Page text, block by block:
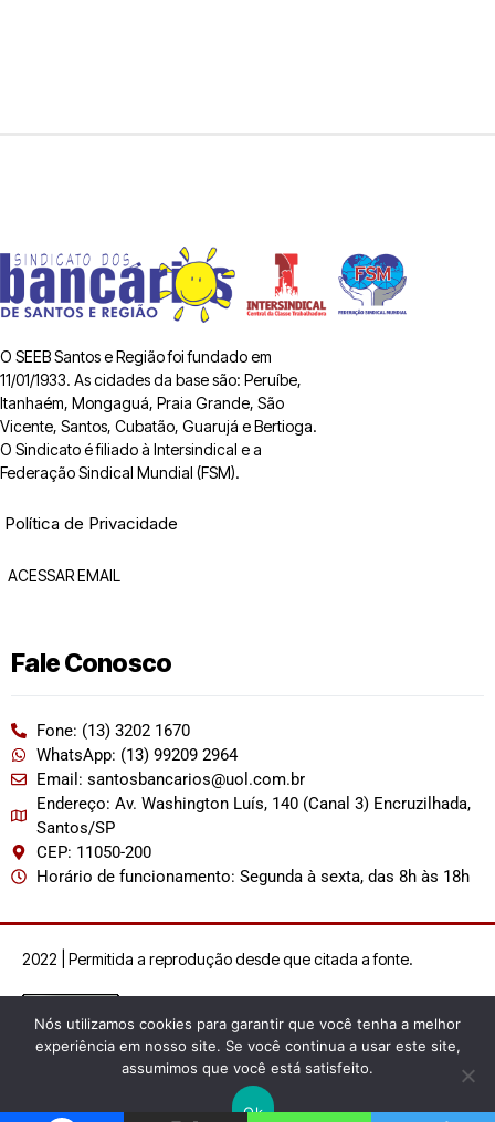
O SEEB Santos e Região foi fundado em
11/01/1933. As cidades da base são: Peruíbe,
Itanhaém, Mongaguá, Praia Grande, São
Vicente, Santos, Cubatão, Guarujá e Bertioga.
O Sindicato é filiado à Intersindical e a
Federação Sindical Mundial (FSM).
Política de Privacidade
ACESSAR EMAIL
Fale Conosco
Fone: (13) 3202 1670
WhatsApp: (13) 99209 2964
Email: santosbancarios@uol.com.br
Endereço: Av. Washington Luís, 140 (Canal 3) Encruzilhada,
Santos/SP
CEP: 11050-200
Horário de funcionamento: Segunda à sexta, das 8h às 18h
2022 | Permitida a reprodução desde que citada a fonte.
Nós utilizamos cookies para garantir que você tenha a melhor
experiência em nosso site. Se você continua a usar este site,
assumimos que você está satisfeito.
Ok